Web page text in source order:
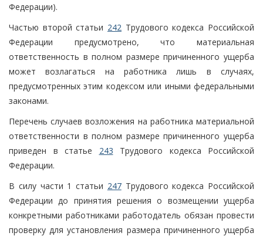
Федерации).
Частью второй статьи 242 Трудового кодекса Российской
Федерации предусмотрено, что материальная
ответственность в полном размере причиненного ущерба
может возлагаться на работника лишь в случаях,
предусмотренных этим кодексом или иными федеральными
законами.
Перечень случаев возложения на работника материальной
ответственности в полном размере причиненного ущерба
приведен в статье 243 Трудового кодекса Российской
Федерации.
В силу части 1 статьи 247Трудового кодекса Российской
Федерации до принятия решения о возмещении ущерба
конкретными работниками работодатель обязан провести
проверку для установления размера причиненного ущерба